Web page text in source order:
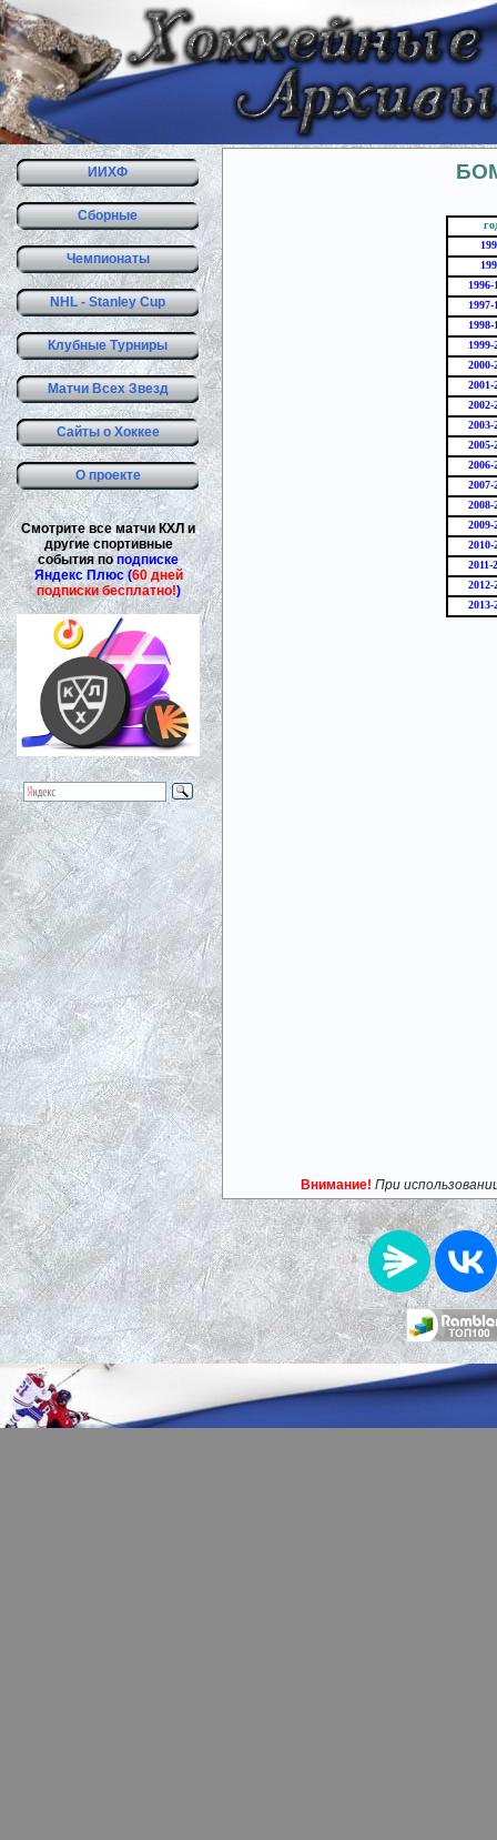
ИИХФ
Сборные
Чемпионаты
NHL - Stanley Cup
Клубные Турниры
Матчи Всех Звезд
Сайты о Хоккее
О проекте
Смотрите все матчи КХЛ и
другие спортивные
события поподписке
Яндекс Плюс (60 дней
подписки бесплатно!)
1996-
1997-
1998-
1999-
2000-
2001-
2002-
2003-
2005-
2006-
2007-
2008-
2009-
2010-
2011-
2012-
2013-
Внимание! При